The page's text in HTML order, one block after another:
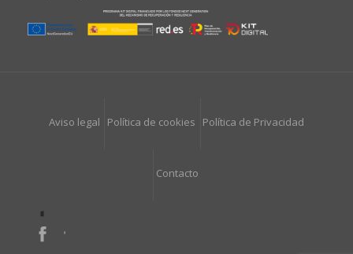
Aviso legal Política de cookies Política de Privacidad
Contacto